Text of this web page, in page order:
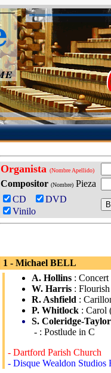
Organista (Nombre Apellido)
Compositor (Nombre) Pieza
CD
DVD
Vinilo
1 - Michael BELL
A. Hollins :
W. Harris :
R. Ashfield :
P. Whitlock : Carol
S. Coleridge-Taylor
- : Postlude in C
- Dartford Parish Church
- Disque Wealdon Studios